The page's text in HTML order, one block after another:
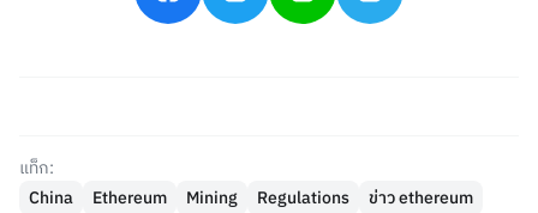
แท็ก:
China
Ethereum Mining Regulations
ข่าว ethereum